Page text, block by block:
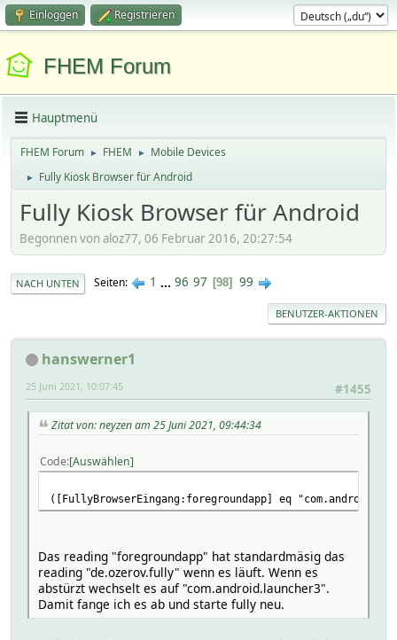
Einloggen Registrieren
FHEM Forum
Hauptmenü
FHEM Forum ► FHEM ► Mobile Devices
► Fully Kiosk Browser für Android
Fully Kiosk Browser für Android
Begonnen von aloz77, 06 Februar 2016, 20:27:54
NACH UNTEN Seiten 1 ... 96 97 98 99
BENUTZER-AKTIONEN
hanswerner1
#1455
25 Juni 2021, 10:07:45
Zitat von: neyzen am 25 Juni 2021, 09:44:34
Code Auswählen
([FullyBrowserEingang:foregroundapp] eq
Das reading "foregroundapp" hat standardmäsig das
reading "de.ozerov.fully" wenn es läuft. Wenn es
abstürzt wechselt es auf "com.android.launcher3".
Damit fange ich es ab und starte fully neu.